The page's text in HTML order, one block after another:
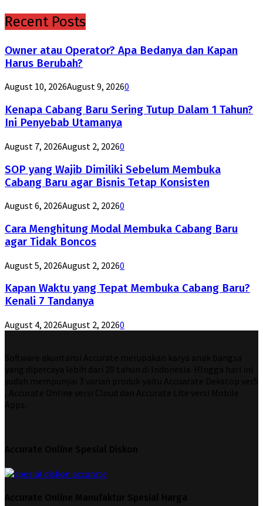
Recent Posts
Owner atau Operator? Apa Bedanya dan Kapan
Harus Berubah?
August 10, 2026August 9, 20260
Kenapa Cabang Baru Sering Tutup Dalam 1 Tahun?
Ini Penyebab Utamanya
August 7, 2026August 2, 20260
SOP yang Wajib Dimiliki Sebelum Membuka
Cabang Baru agar Bisnis Tetap Konsisten
August 6, 2026August 2, 20260
Cara Menghitung Modal Membuka Cabang Baru
agar Tidak Boncos
August 5, 2026August 2, 20260
Kapan Waktu yang Tepat Membuka Cabang Baru?
Kenali 7 Tandanya
August 4, 2026August 2, 20260